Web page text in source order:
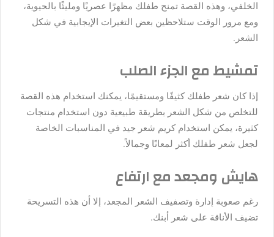
الخلفي، وهذه القصة تمنح طفلك مظهرًا عصريًا ومليئًا بالحيوية،
ومع مرور الوقت ستلاحظين بعض التغيرات الإيجابية في شكل
الشعر.
تمشيط مع الجزء الصلب
إذا كان شعر طفلك كثيفًا ومستقيمًا، يمكنك استخدام هذه القصة
للتخلص من شكل الشعر بطريقة طبيعية دون استخدام منتجات
كثيرة، يمكن استخدام كريم شعر جيد في المناسبات الخاصة
لجعل شعر طفلك أكثر لمعانًا وجمالاً.
هايش ومجعد مع ارتفاع
رغم صعوبة إدارة وتصفيف الشعر المجعد، إلا أن هذه التسريحة
تضيف الأناقة على شعر أبنك.